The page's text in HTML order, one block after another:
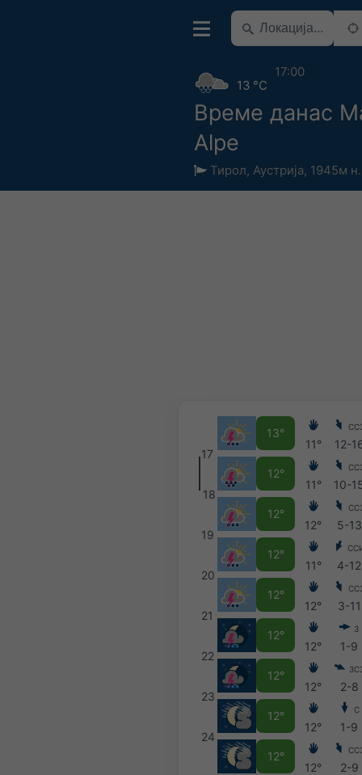
Време данас
Alpe
Тирол, Аустрија, 1945м
13 °C
17:00
17
18
19
20
21
22
23
24
13°
12°
12°
12°
12°
12°
12°
12°
12°
11°
11°
12°
11°
12°
12°
12°
12°
12°
12-
10-
5-13
4-12
3-11
З
1-9
2-8
С
1-9
2-9